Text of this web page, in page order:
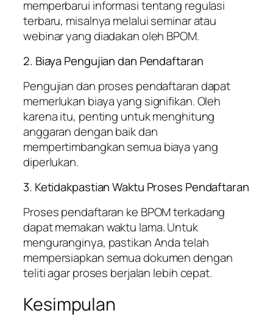
memperbarui informasi tentang regulasi
terbaru, misalnya melalui seminar atau
webinar yang diadakan oleh BPOM.
2. Biaya Pengujian dan Pendaftaran
Pengujian dan proses pendaftaran dapat
memerlukan biaya yang signifikan. Oleh
karena itu, penting untuk menghitung
anggaran dengan baik dan
mempertimbangkan semua biaya yang
diperlukan.
3. Ketidakpastian Waktu Proses Pendaftaran
Proses pendaftaran ke BPOM terkadang
dapat memakan waktu lama. Untuk
menguranginya, pastikan Anda telah
mempersiapkan semua dokumen dengan
teliti agar proses berjalan lebih cepat.
Kesimpulan